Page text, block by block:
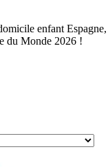
enfant Espagne,
du Monde 2026 !